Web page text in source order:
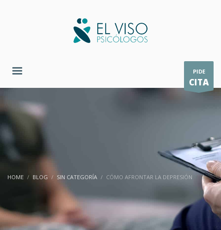
PIDE
CITA
HOME BLOG SIN CATEGORÍA CÓMO AFRONTAR LA DEPRESIÓN